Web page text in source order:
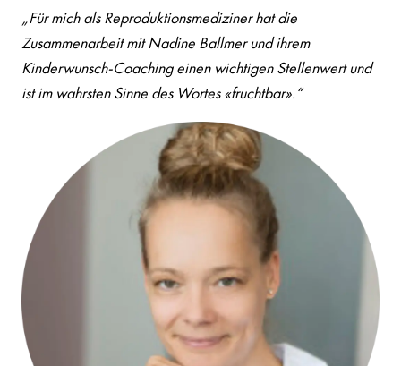
„Für mich als Reproduktionsmediziner hat die
Zusammenarbeit mit Nadine Ballmer und ihrem
Kinderwunsch-Coaching einen wichtigen Stellenwert und
ist im wahrsten Sinne des Wortes «fruchtbar».“